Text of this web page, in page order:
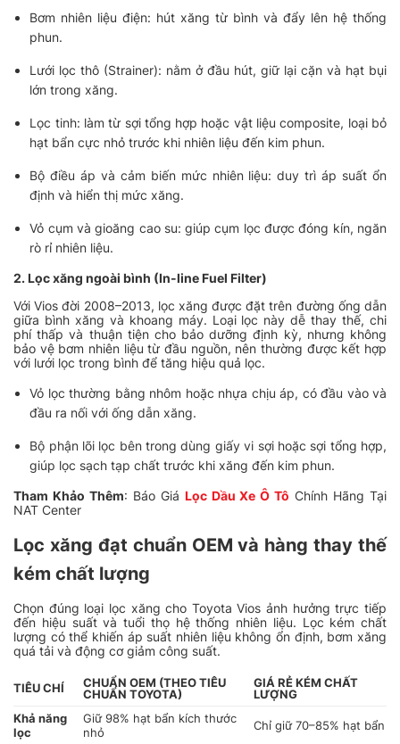
Bơm nhiên liệu điện: hút xăng từ bình và đẩy lên hệ thống
phun.
Lưới lọc thô (Strainer): nằm ở đầu hút, giữ lại cặn và hạt bụi
lớn trong xăng.
Lọc tinh: làm từ sợi tổng hợp hoặc vật liệu composite, loại bỏ
hạt bẩn cực nhỏ trước khi nhiên liệu đến kim phun.
Bộ điều áp và cảm biến mức nhiên liệu: duy trì áp suất ổn
định và hiển thị mức xăng.
Vỏ cụm và gioăng cao su: giúp cụm lọc được đóng kín, ngăn
rò rỉ nhiên liệu.
2. Lọc xăng ngoài bình (In-line Fuel Filter)
Với Vios đời 2008–2013, lọc xăng được đặt trên đường ống dẫn
giữa bình xăng và khoang máy. Loại lọc này dễ thay thế, chi
phí thấp và thuận tiện cho bảo dưỡng định kỳ, nhưng không
bảo vệ bơm nhiên liệu từ đầu nguồn, nên thường được kết hợp
với lưới lọc trong bình để tăng hiệu quả lọc.
Vỏ lọc thường bằng nhôm hoặc nhựa chịu áp, có đầu vào và
đầu ra nối với ống dẫn xăng.
Bộ phận lõi lọc bên trong dùng giấy vi sợi hoặc sợi tổng hợp,
giúp lọc sạch tạp chất trước khi xăng đến kim phun.
Tham Khảo Thêm: Báo Giá Lọc Dầu Xe Ô Tô Chính Hãng Tại
NAT Center
Lọc xăng đạt chuẩn OEM và hàng thay thế
kém chất lượng
Chọn đúng loại lọc xăng cho Toyota Vios ảnh hưởng trực tiếp
đến hiệu suất và tuổi thọ hệ thống nhiên liệu. Lọc kém chất
lượng có thể khiến áp suất nhiên liệu không ổn định, bơm xăng
quá tải và động cơ giảm công suất.
TIÊU CHÍ
CHUẨN OEM (THEO TIÊU
CHUẨN TOYOTA)
GIÁ RẺ KÉM CHẤT
LƯỢNG
Khả năng
lọc
Giữ 98% hạt bẩn kích thước
nhỏ
Chỉ giữ 70–85% hạt bẩn